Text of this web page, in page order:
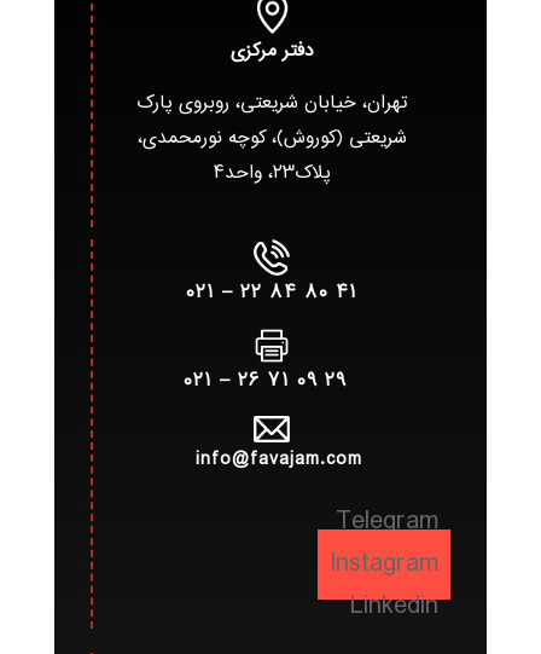
دفتر مرکزی
تهران، خیابان شریعتی، روبروی پارک
شریعتی (کوروش)، کوچه نورمحمدی،
پلاک۲۳، واحد۴
۴۱ ۸۰ ۸۴ ۲۲ – ۰۲۱
۲۹ ۰۹ ۷۱ ۲۶ – ۰۲۱
info@favajam.com
Telegram
Instagram
Linkedin